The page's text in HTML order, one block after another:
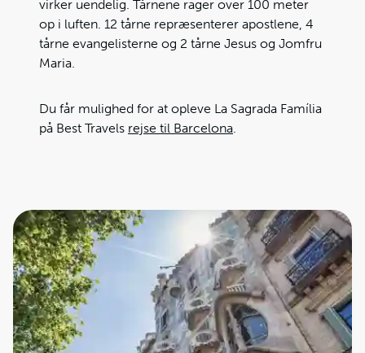
virker uendelig. Tårnene rager over 100 meter
op i luften. 12 tårne repræsenterer apostlene, 4
tårne evangelisterne og 2 tårne Jesus og Jomfru
Maria.
Du får mulighed for at opleve La Sagrada Família
på Best Travels rejse til Barcelona.